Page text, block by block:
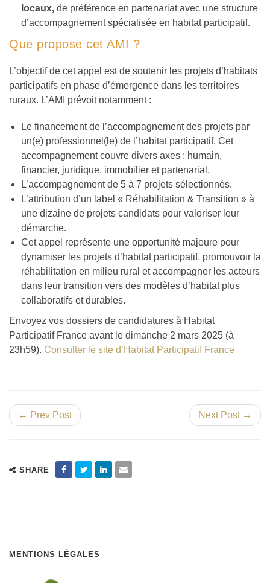
locaux, de préférence en partenariat avec une structure
d’accompagnement spécialisée en habitat participatif.
Que propose cet AMI ?
L’objectif de cet appel est de soutenir les projets d’habitats
participatifs en phase d’émergence dans les territoires
ruraux. L’AMI prévoit notamment :
Le financement de l’accompagnement des projets par
un(e) professionnel(le) de l’habitat participatif. Cet
accompagnement couvre divers axes : humain,
financier, juridique, immobilier et partenarial.
L’accompagnement de 5 à 7 projets sélectionnés.
L’attribution d’un label « Réhabilitation & Transition » à
une dizaine de projets candidats pour valoriser leur
démarche.
Cet appel représente une opportunité majeure pour
dynamiser les projets d’habitat participatif, promouvoir la
réhabilitation en milieu rural et accompagner les acteurs
dans leur transition vers des modèles d’habitat plus
collaboratifs et durables.
Envoyez vos dossiers de candidatures à Habitat
Participatif France avant le dimanche 2 mars 2025 (à
23h59). Consulter le site d’Habitat Participatif France
← Prev Post Next Post →
SHARE
MENTIONS LÉGALES